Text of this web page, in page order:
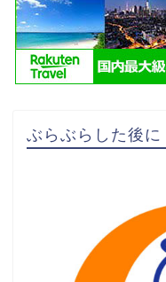
ぶらぶらした後に